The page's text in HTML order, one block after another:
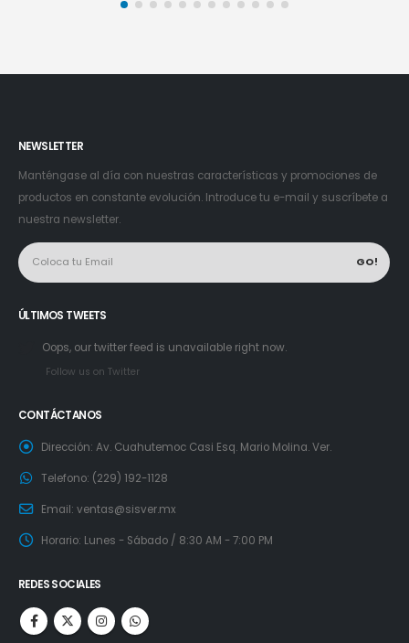
NEWSLETTER
Manténgase al día con nuestras características y promociones de
productos en constante evolución. Introduce tu e-mail y suscríbete a
nuestra newsletter.
ÚLTIMOS TWEETS
Oops, our twitter feed is unavailable right now.
Follow us on Twitter
CONTÁCTANOS
Dirección: Av. Cuahutemoc Casi Esq. Mario Molina. Ver.
Telefono: (229) 192-1128
Email: ventas@sisver.mx
Horario: Lunes - Sábado / 8:30 AM - 7:00 PM
REDES SOCIALES